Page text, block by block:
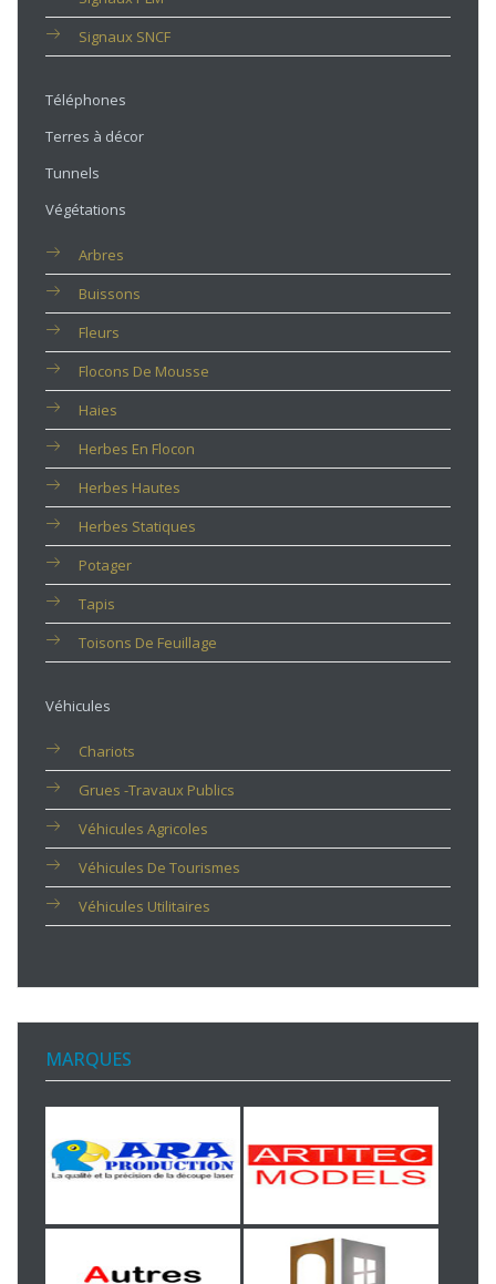
Signaux SNCF
Téléphones
Terres à décor
Tunnels
Végétations
Arbres
Buissons
Fleurs
Flocons De Mousse
Haies
Herbes En Flocon
Herbes Hautes
Herbes Statiques
Potager
Tapis
Toisons De Feuillage
Véhicules
Chariots
Grues -travaux Publics
Véhicules Agricoles
Véhicules De Tourismes
Véhicules Utilitaires
MARQUES